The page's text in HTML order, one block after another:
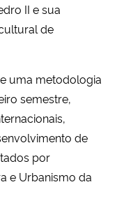
II e sua
de
uma metodologia
semestre,
de
por
e Urbanismo da